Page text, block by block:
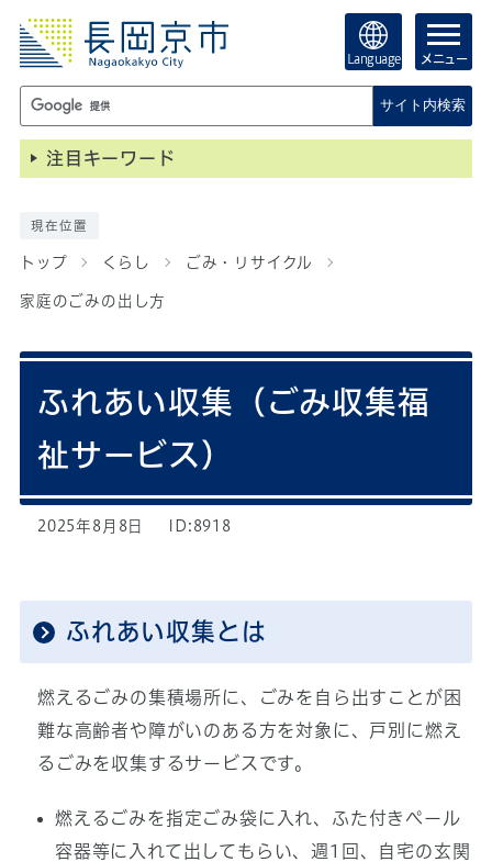
Language メニュー
サイト内検索
注目キーワード
現在位置
トップ くらし ごみ・リサイクル
家庭のごみの出し方
ふれあい収集（ごみ収集福
祉サービス）
2025年8月8日 ID:8918
ふれあい収集とは
燃えるごみの集積場所に、ごみを自ら出すことが困
難な高齢者や障がいのある方を対象に、戸別に燃え
るごみを収集するサービスです。
燃えるごみを指定ごみ袋に入れ、ふた付きペール
容器等に入れて出してもらい、週1回、自宅の玄関